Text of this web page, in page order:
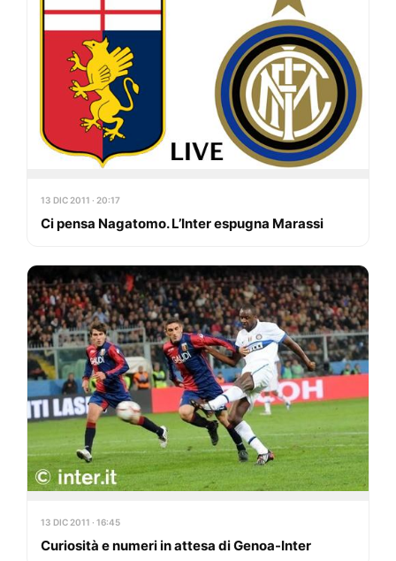
13 DIC 2011 · 20:17
Ci pensa Nagatomo. L’Inter espugna Marassi
13 DIC 2011 · 16:45
Curiosità e numeri in attesa di Genoa-Inter